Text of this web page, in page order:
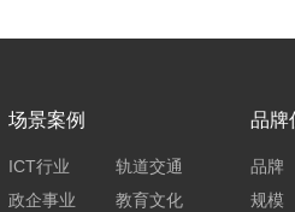
场景案例
ICT行业
轨道交通
政企事业
教育文化
品牌
品牌
规模